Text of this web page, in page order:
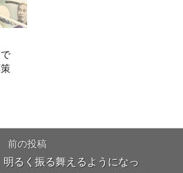
前の投稿
明るく振る舞えるようになっ